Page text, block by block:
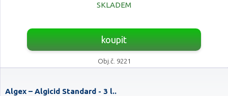
SKLADEM
koupit
Obj.č. 9221
Algex – Algicid Standard - 3 l..